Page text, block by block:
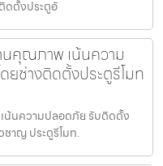
ดตั้งประตูอั
คุณภาพ เน้นความ
ช่างติดตั้งประตูรีโมท
น้นความปลอดภัย รับติดตั้ง
ชาญ ประตูรีโมท.